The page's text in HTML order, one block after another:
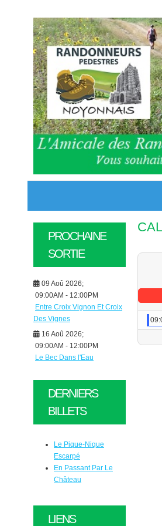
PROCHAINE
SORTIE
09 Aoû 2026;
09:00AM - 12:00PM
Entre Croix Vignon Et Croix
Des Vignes
16 Aoû 2026;
09:00AM - 12:00PM
Le Bec Dans l'Eau
DERNIERS
BILLETS
Le Pique-Nique
Escarpé
En Passant Par Le
Château
LIENS